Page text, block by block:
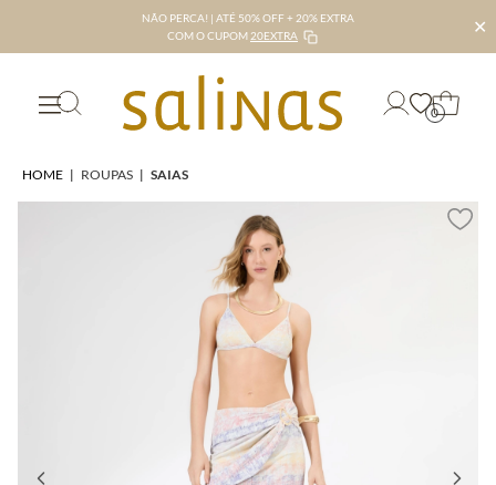
NÃO PERCA! | ATÉ 50% OFF + 20% EXTRA
COM O CUPOM 20EXTRA ✕
0
HOME | ROUPAS | SAIAS